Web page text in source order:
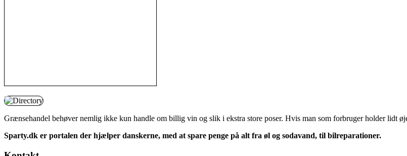
Grænsehandel behøver nemlig ikke kun handle om billig vin og slik i ekstra store poser. Hvis man som forbruger holder lidt
Sparty.dk er portalen der hjælper danskerne, med at spare penge på alt fra øl og sodavand, til bilreparationer.